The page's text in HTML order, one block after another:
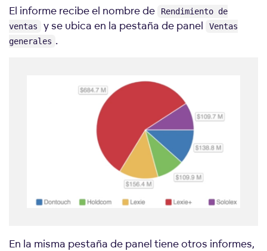
El informe recibe el nombre de
Rendimiento de
ventas
y se ubica en la pestaña de panel
Ventas
generales .
En la misma pestaña de panel tiene otros informes,